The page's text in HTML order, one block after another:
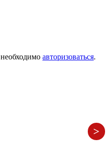
авторизоваться.
>